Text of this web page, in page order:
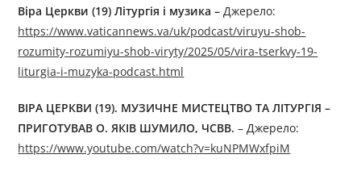
Віра Церкви (19) Літургія і музика –Джерелo:
https://www.vaticannews.va/uk/podcast/viruyu-shob-
rozumity-rozumiyu-shob-viryty/2025/05/vira-tserkvy-19-
liturgia-i-muzyka-podcast.html
ВІРА ЦЕРКВИ (19). МУЗИЧНЕ МИСТЕЦТВО ТА ЛІТУРГІЯ –
ПРИГОТУВАВ О. ЯКІВ ШУМИЛО, ЧСВВ.– Джерелo:
https://www.youtube.com/watch?v=kuNPMWxfpiM